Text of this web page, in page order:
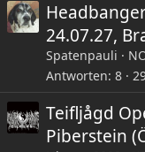
24.07.27,
Spatenpauli
Antworten 8
Teifljågd
Piberstein